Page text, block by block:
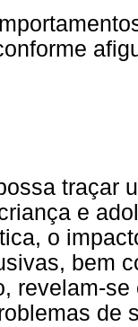
traçar
e
o
bem
revelam-
de